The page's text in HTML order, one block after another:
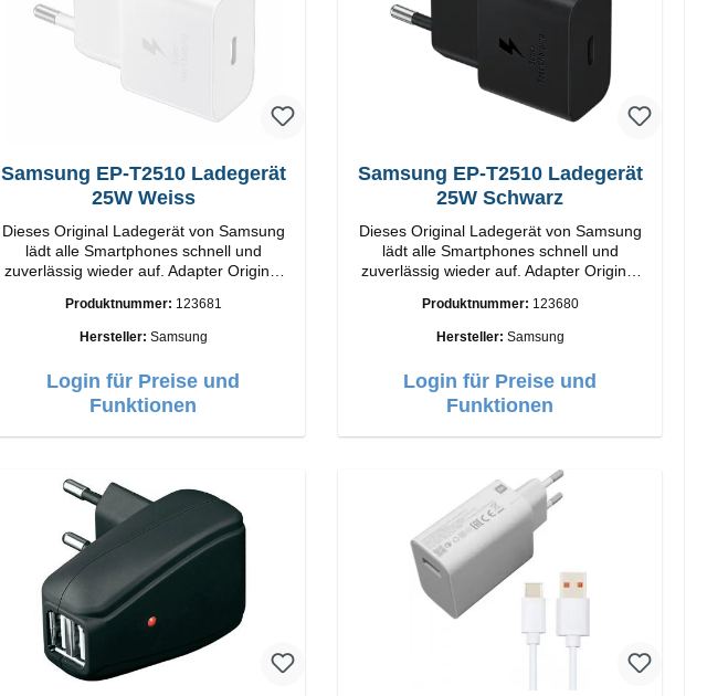
Samsung EP-T2510 Ladegerät
25W Weiss
Dieses Original Ladegerät von Samsung
lädt alle Smartphones schnell und
zuverlässig wieder auf. Adapter Original
Anschlüsse: USB-C Output: 25W Farbe:
Weiss
Produktnummer: 123681
Hersteller: Samsung
Login für Preise und
Funktionen
Samsung EP-T2510 Ladegerät
25W Schwarz
Dieses Original Ladegerät von Samsung
lädt alle Smartphones schnell und
zuverlässig wieder auf. Adapter Original
Anschlüsse: USB-C Output: 25W Farbe:
Schwarz
Produktnummer: 123680
Hersteller: Samsung
Login für Preise und
Funktionen